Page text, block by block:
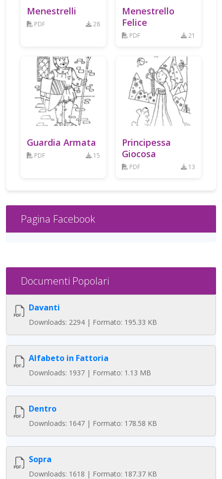
Menestrelli
PDF 28
Menestrello
Felice
PDF 21
Guardia Armata
PDF 15
Principessa
Giocosa
PDF 13
Pagina Facebook
Documenti Popolari
Davanti
Downloads: 2294 | Formato: 195.33 KB
Alfabeto in Fattoria
Downloads: 1937 | Formato: 1.13 MB
Dentro
Downloads: 1647 | Formato: 178.58 KB
Sopra
Downloads: 1618 | Formato: 187.37 KB